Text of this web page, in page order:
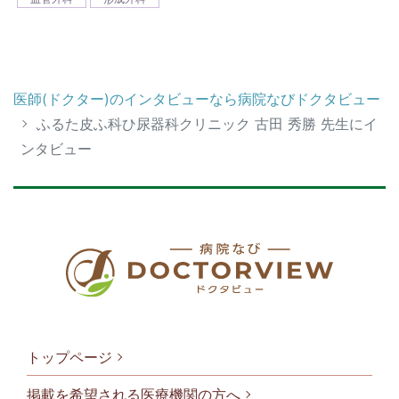
医師(ドクター)のインタビューなら病院なびドクタビュー
ふるた皮ふ科ひ尿器科クリニック 古田 秀勝 先生にイ
ンタビュー
トップページ
掲載を希望される医療機関の方へ